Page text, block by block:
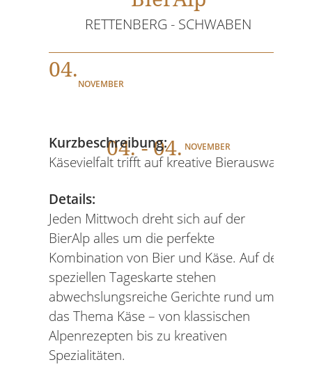
RETTENBERG - SCHWABEN
04.
NOVEMBER
04. - 04. NOVEMBER
Kurzbeschreibung:
Käsevielfalt trifft auf kreative Bierauswahl
Details:
Jeden Mittwoch dreht sich auf der
BierAlp alles um die perfekte
Kombination von Bier und Käse. Auf der
speziellen Tageskarte stehen
abwechslungsreiche Gerichte rund um
das Thema Käse – von klassischen
Alpenrezepten bis zu kreativen
Spezialitäten.